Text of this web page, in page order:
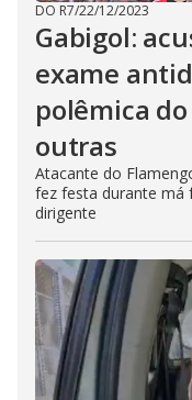
DO R7/22/12/2023
Gabigol:
exame
polêmica
outras
Atacante do
fez festa durante má
dirigente